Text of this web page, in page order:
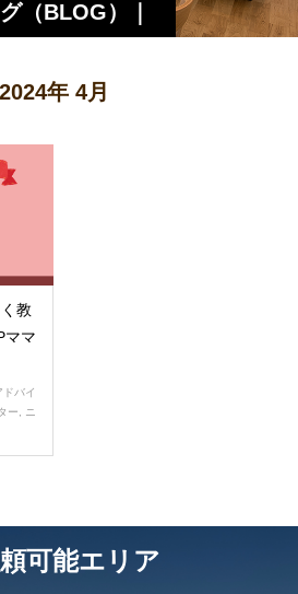
（BLOG）｜
エルハウス
2024年 4月
教
ママ
バイ
ー, ニ
可能エリア